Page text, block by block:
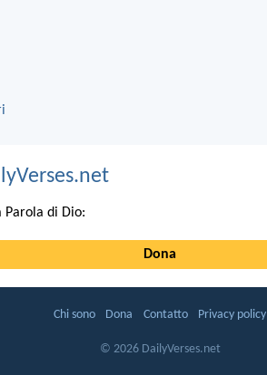
Parola di Dio:
Dona
Chi sono Dona Contatto Privacy policy
© 2026 DailyVerses.net